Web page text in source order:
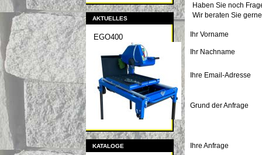
Haben Sie noch
Wir beraten Sie
Ihr Vorname
Ihr Nachname
Ihre Email-Adresse
Grund der Anfrage
Ihre Anfrage
AKTUELLES
EGO400
KATALOGE